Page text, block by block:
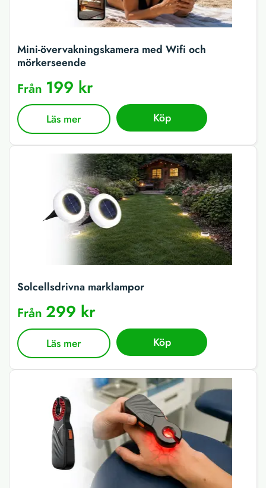
Mini-övervakningskamera med Wifi och
mörkerseende
Från 199 kr
Läs mer Köp
Solcellsdrivna marklampor
Från 299 kr
Läs mer Köp